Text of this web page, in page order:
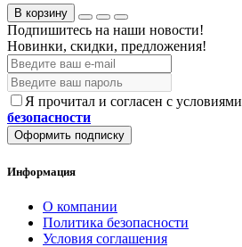
В корзину
Подпишитесь на наши новости!
Новинки, скидки, предложения!
Я прочитал и согласен с условиями
безопасности
Оформить подписку
Информация
О компании
Политика безопасности
Условия соглашения